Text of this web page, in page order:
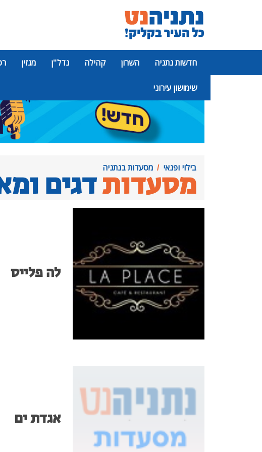
חדשות נתניה השרון קהילה נדל"ן מגזין
שימושון עירוני
פרסומת
בילוי ופנאי מסעדות בנתניה
מסעדותדגים
לה פלייס
אגדת ים